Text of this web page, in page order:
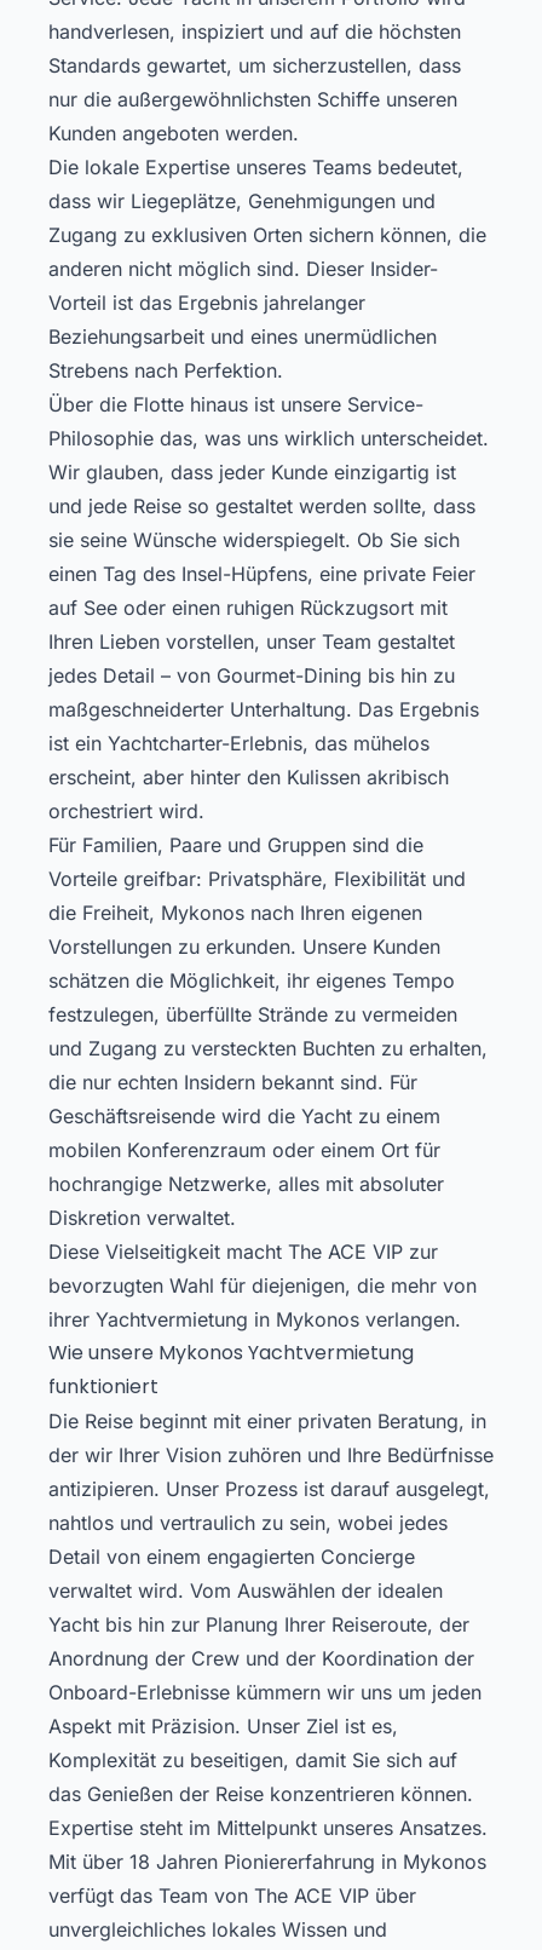
handverlesen, inspiziert und auf die höchsten
Standards gewartet, um sicherzustellen, dass
nur die außergewöhnlichsten Schiffe unseren
Kunden angeboten werden.
Die lokale Expertise unseres Teams bedeutet,
dass wir Liegeplätze, Genehmigungen und
Zugang zu exklusiven Orten sichern können, die
anderen nicht möglich sind. Dieser Insider-
Vorteil ist das Ergebnis jahrelanger
Beziehungsarbeit und eines unermüdlichen
Strebens nach Perfektion.
Über die Flotte hinaus ist unsere Service-
Philosophie das, was uns wirklich unterscheidet.
Wir glauben, dass jeder Kunde einzigartig ist
und jede Reise so gestaltet werden sollte, dass
sie seine Wünsche widerspiegelt. Ob Sie sich
einen Tag des Insel-Hüpfens, eine private Feier
auf See oder einen ruhigen Rückzugsort mit
Ihren Lieben vorstellen, unser Team gestaltet
jedes Detail – von Gourmet-Dining bis hin zu
maßgeschneiderter Unterhaltung. Das Ergebnis
ist ein Yachtcharter-Erlebnis, das mühelos
erscheint, aber hinter den Kulissen akribisch
orchestriert wird.
Für Familien, Paare und Gruppen sind die
Vorteile greifbar: Privatsphäre, Flexibilität und
die Freiheit, Mykonos nach Ihren eigenen
Vorstellungen zu erkunden. Unsere Kunden
schätzen die Möglichkeit, ihr eigenes Tempo
festzulegen, überfüllte Strände zu vermeiden
und Zugang zu versteckten Buchten zu erhalten,
die nur echten Insidern bekannt sind. Für
Geschäftsreisende wird die Yacht zu einem
mobilen Konferenzraum oder einem Ort für
hochrangige Netzwerke, alles mit absoluter
Diskretion verwaltet.
Diese Vielseitigkeit macht The ACE VIP zur
bevorzugten Wahl für diejenigen, die mehr von
ihrer Yachtvermietung in Mykonos verlangen.
Wie unsere Mykonos Yachtvermietung
funktioniert
Die Reise beginnt mit einer privaten Beratung, in
der wir Ihrer Vision zuhören und Ihre Bedürfnisse
antizipieren. Unser Prozess ist darauf ausgelegt,
nahtlos und vertraulich zu sein, wobei jedes
Detail von einem engagierten Concierge
verwaltet wird. Vom Auswählen der idealen
Yacht bis hin zur Planung Ihrer Reiseroute, der
Anordnung der Crew und der Koordination der
Onboard-Erlebnisse kümmern wir uns um jeden
Aspekt mit Präzision. Unser Ziel ist es,
Komplexität zu beseitigen, damit Sie sich auf
das Genießen der Reise konzentrieren können.
Expertise steht im Mittelpunkt unseres Ansatzes.
Mit über 18 Jahren Pioniererfahrung in Mykonos
verfügt das Team von The ACE VIP über
unvergleichliches lokales Wissen und